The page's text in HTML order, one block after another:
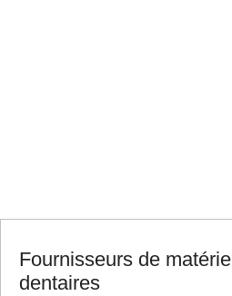
Fournisseurs de
dentaires